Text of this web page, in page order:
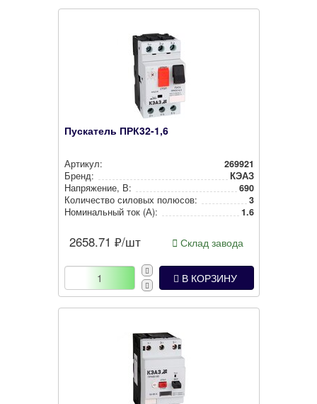
Пускатель ПРК32-1,6
Артикул:
269921
Бренд:
КЭАЗ
Нап­ря­же­ние, В:
690
Количество силовых полюсов:
3
Номи­наль­ный ток (А):
1.6
2658.71 ₽/шт Склад завода
В КОРЗИНУ